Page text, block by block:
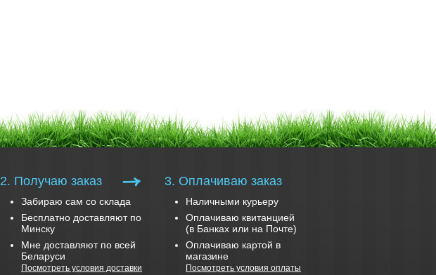
2. Получаю заказ
Забираю сам со склада
Бесплатно доставляют по
Минску
Мне доставляют по всей
Беларуси
Посмотреть условия доставки
3. Оплачиваю заказ
Наличными курьеру
Оплачиваю квитанцией
(в Банках или на Почте)
Оплачиваю картой в
магазине
Посмотреть условия оплаты